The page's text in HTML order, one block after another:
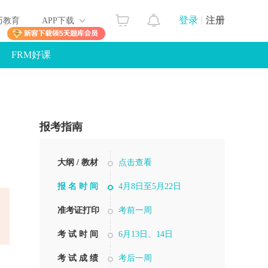
登录 注册
教育 APP下载
FRM好课
报考指南
大纲 / 教材 点击查看
报 名 时 间 4月8日至5月22日
准考证打印 考前一周
考 试 时 间 6月13日、14日
考 试 成 绩 考后一周